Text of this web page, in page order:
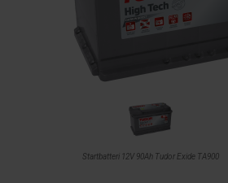
Startbatteri 12V 90Ah Tudor Exide TA900